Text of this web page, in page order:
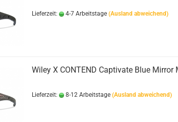
Lieferzeit: 4-7 Arbeitstage (Ausland abweichend)
Wiley X CONTEND Captivate Blue Mirror
Lieferzeit: 8-12 Arbeitstage (Ausland abweichend)